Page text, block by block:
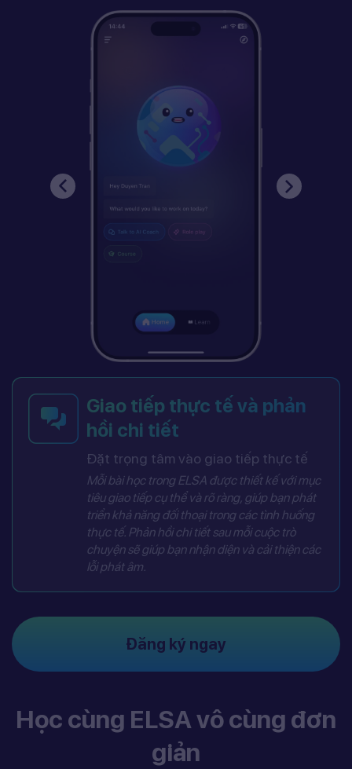
Giao tiếp thực tế và phản
hồi chi tiết
Đặt trọng tâm vào giao tiếp thực tế
Mỗi bài học trong ELSA được thiết kế với mục
tiêu giao tiếp cụ thể và rõ ràng, giúp bạn phát
triển khả năng đối thoại trong các tình huống
thực tế. Phản hồi chi tiết sau mỗi cuộc trò
chuyện sẽ giúp bạn nhận diện và cải thiện các
lỗi phát âm.
Đăng ký ngay
Học cùng ELSA vô cùng đơn
giản